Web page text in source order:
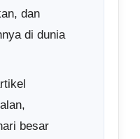
dan
di dunia
besar